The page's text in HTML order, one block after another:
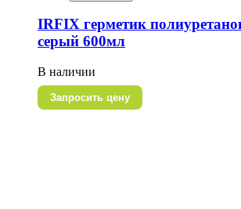
IRFIX герметик
серый 600мл
В наличии
Запросить цену